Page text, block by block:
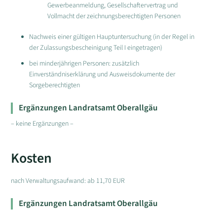
Gewerbeanmeldung, Gesellschaftervertrag und
Vollmacht der zeichnungsberechtigten Personen
Nachweis einer gültigen Hauptuntersuchung (in der Regel in
der Zulassungsbescheinigung Teil I eingetragen)
bei minderjährigen Personen: zusätzlich
Einverständniserklärung und Ausweisdokumente der
Sorgeberechtigten
Ergänzungen Landratsamt Oberallgäu
– keine Ergänzungen –
Kosten
nach Verwaltungsaufwand: ab 11,70 EUR
Ergänzungen Landratsamt Oberallgäu